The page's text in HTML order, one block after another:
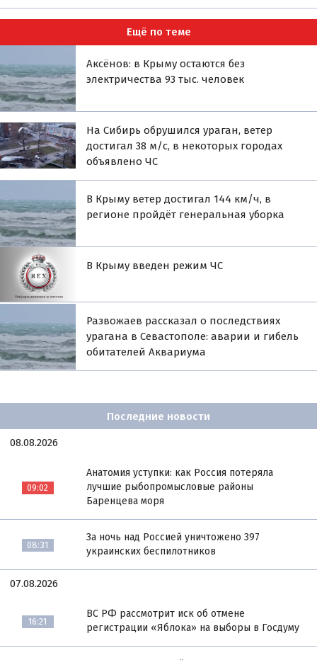
Ещё по теме
Аксёнов: в Крыму остаются без
электричества 93 тыс. человек
На Сибирь обрушился ураган, ветер
достигал 38 м/с, в некоторых городах
объявлено ЧС
В Крыму ветер достигал 144 км/ч, в
регионе пройдёт генеральная уборка
В Крыму введен режим ЧС
Развожаев рассказал о последствиях
урагана в Севастополе: аварии и гибель
обитателей Аквариума
Последние новости
08.08.2026
09:02
Анатомия уступки: как Россия потеряла
лучшие рыбопромысловые районы
Баренцева моря
08:31
За ночь над Россией уничтожено 397
украинских беспилотников
07.08.2026
16:21
ВС РФ рассмотрит иск об отмене
регистрации «Яблока» на выборы в Госдуму